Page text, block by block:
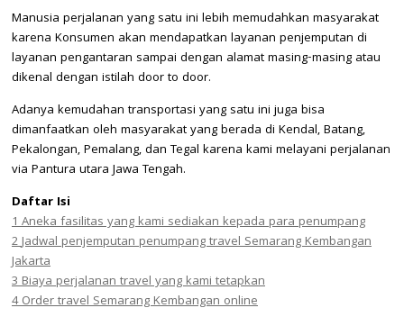
Manusia perjalanan yang satu ini lebih memudahkan masyarakat
karena Konsumen akan mendapatkan layanan penjemputan di
layanan pengantaran sampai dengan alamat masing-masing atau
dikenal dengan istilah door to door.
Adanya kemudahan transportasi yang satu ini juga bisa
dimanfaatkan oleh masyarakat yang berada di Kendal, Batang,
Pekalongan, Pemalang, dan Tegal karena kami melayani perjalanan
via Pantura utara Jawa Tengah.
Daftar Isi
1Aneka fasilitas yang kami sediakan kepada para penumpang
2Jadwal penjemputan penumpang travel Semarang Kembangan
Jakarta
3Biaya perjalanan travel yang kami tetapkan
4Order travel Semarang Kembangan online